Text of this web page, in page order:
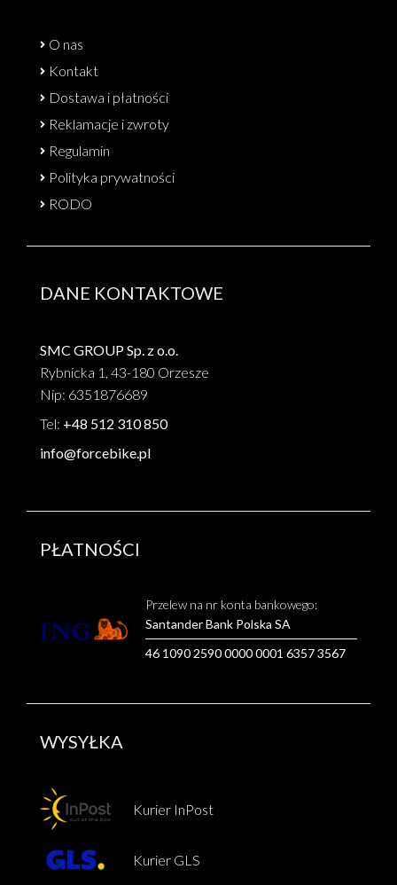
O nas
Kontakt
Dostawa i płatności
Reklamacje i zwroty
Regulamin
Polityka prywatności
RODO
DANE KONTAKTOWE
SMC GROUP Sp. z o.o.
Rybnicka 1, 43-180 Orzesze
Nip: 6351876689
Tel: +48 512 310 850
info@forcebike.pl
PŁATNOŚCI
Przelew na nr konta bankowego:
Santander Bank Polska SA
46 1090 2590 0000 0001 6357 3567
WYSYŁKA
Kurier InPost
Kurier GLS